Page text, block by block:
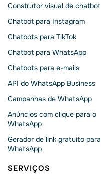
Construtor visual de chatbot
Chatbot para Instagram
Chatbots para TikTok
Chatbot para WhatsApp
Chatbots para e-mails
API do WhatsApp Business
Campanhas de WhatsApp
Anúncios com clique para o
WhatsApp
Gerador de link gratuito para
WhatsApp
SERVIÇOS